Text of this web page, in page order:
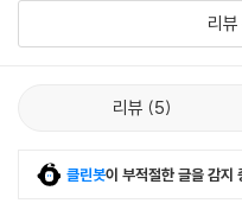
듯 서서히 사라지는 그날을 기다
"아니, 왜 내가 이 일을 매일 같
축하합니다! 선생님께서는 이
막하신가요? 제가 든든한 동료
리뷰
리뷰 5
클린봇이 부적절한 글을 감지